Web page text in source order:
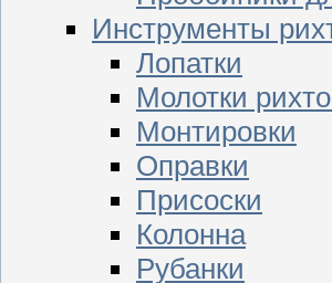
Инструменты
Лопатки
Молотки
Монтировки
Оправки
Присоски
Колонна
Рубанки